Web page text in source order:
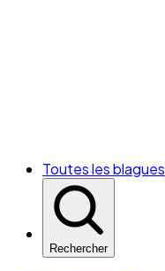
Toutes les blagues
Rechercher